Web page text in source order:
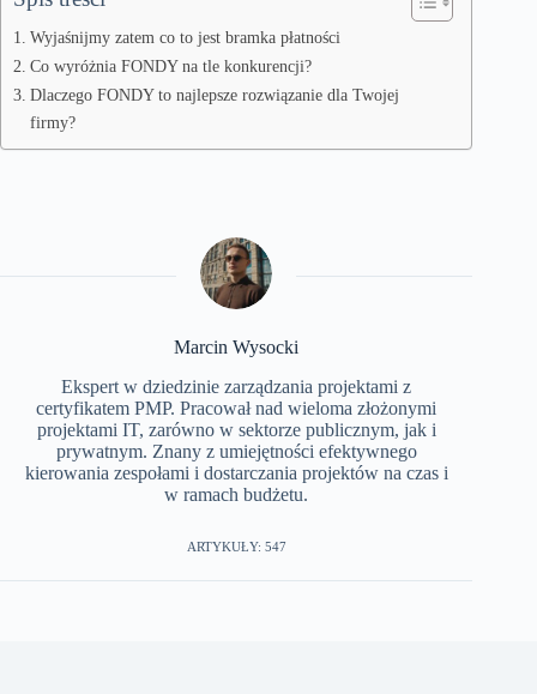
Wyjaśnijmy zatem co to jest bramka płatności
Co wyróżnia FONDY na tle konkurencji?
Dlaczego FONDY to najlepsze rozwiązanie dla Twojej
firmy?
Marcin Wysocki
Ekspert w dziedzinie zarządzania projektami z
certyfikatem PMP. Pracował nad wieloma złożonymi
projektami IT, zarówno w sektorze publicznym, jak i
prywatnym. Znany z umiejętności efektywnego
kierowania zespołami i dostarczania projektów na czas i
w ramach budżetu.
ARTYKUŁY: 547